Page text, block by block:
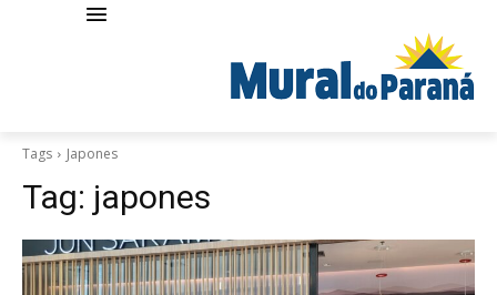
Tags Japones
Tag: japones